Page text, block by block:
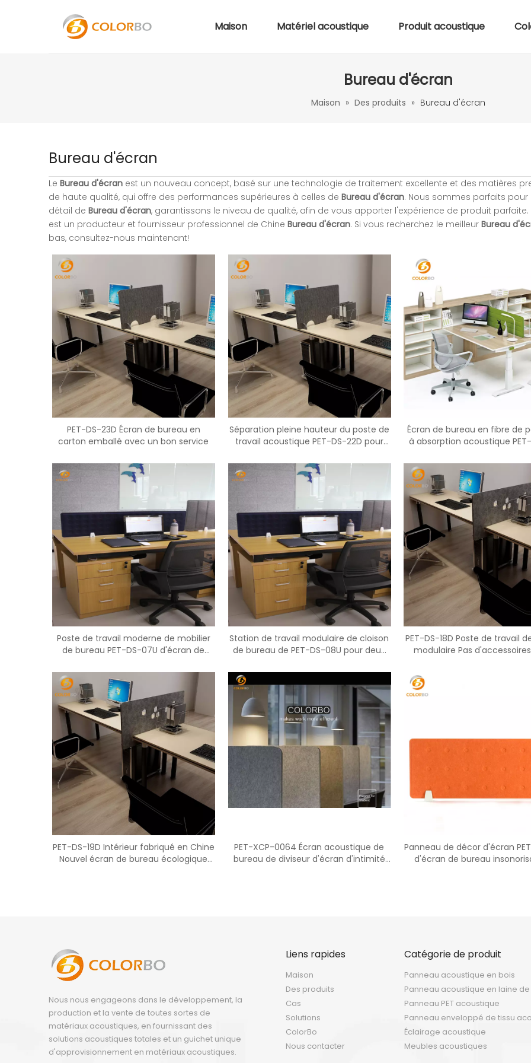
Maison Matériel acoustique Produit acoustique
Bureau d'écran
Maison » Des produits » Bureau d'écran
Bureau d'écran
Le Bureau d'écran est un nouveau concept, basé sur une technologie de traitement excellente et des matières
de haute qualité, qui offre des performances supérieures à celles de Bureau d'écran. Nous sommes parfaits
détail de Bureau d'écran, garantissons le niveau de qualité, afin de vous apporter l'expérience de produit parfaite.
est un producteur et fournisseur professionnel de Chine Bureau d'écran. Si vous recherchez le meilleur Bureau
bas, consultez-nous maintenant!
PET-DS-23D Écran de bureau en
carton emballé avec un bon service
Séparation pleine hauteur du poste de
travail acoustique PET-DS-22D pour
Écran de bureau en fibre de
à absorption acoustique
Poste de travail moderne de mobilier
de bureau PET-DS-07U d'écran de
Station de travail modulaire de cloison
de bureau de PET-DS-08U pour deux
PET-DS-18D Poste de travail
modulaire Pas
PET-DS-19D Intérieur fabriqué en Chine
Nouvel écran de bureau écologique
PET-XCP-0064 Écran acoustique de
bureau de diviseur d'écran d'intimité
Panneau de décor d'écran
d'écran de bureau
<
Nous nous engageons dans le développement, la
production et la vente de toutes sortes de
matériaux acoustiques, en fournissant des
solutions acoustiques totales et un guichet unique
d'approvisionnement en matériaux acoustiques.
Liens rapides
Maison
Des produits
Cas
Solutions
ColorBo
Nous contacter
Catégorie de produit
Panneau acoustique en bois
Panneau acoustique en laine
Panneau PET acoustique
Panneau enveloppé de tissu
Éclairage acoustique
Meubles acoustiques